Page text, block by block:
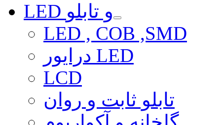
LED و تابلو
LED , COB ,SMD
درایور LED
LCD
تابلو ثابت و روان